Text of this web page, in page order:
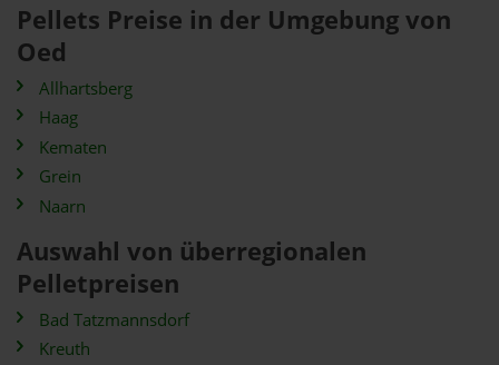
Pellets Preise in der Umgebung von
Oed
Allhartsberg
Haag
Kematen
Grein
Naarn
Auswahl von überregionalen
Pelletpreisen
Bad Tatzmannsdorf
Kreuth